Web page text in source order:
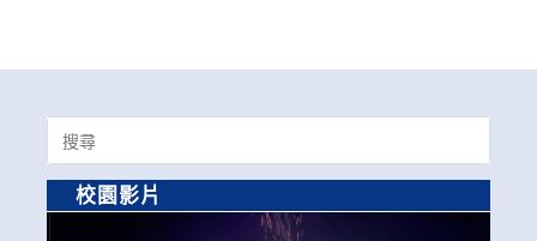
Search
for:
校園影片